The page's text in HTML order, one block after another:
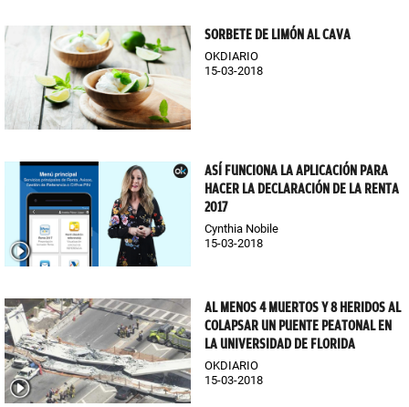
SORBETE DE LIMÓN AL CAVA
OKDIARIO
15-03-2018
ASÍ FUNCIONA LA APLICACIÓN PARA
HACER LA DECLARACIÓN DE LA RENTA
2017
Cynthia Nobile
15-03-2018
AL MENOS 4 MUERTOS Y 8 HERIDOS AL
COLAPSAR UN PUENTE PEATONAL EN
LA UNIVERSIDAD DE FLORIDA
OKDIARIO
15-03-2018